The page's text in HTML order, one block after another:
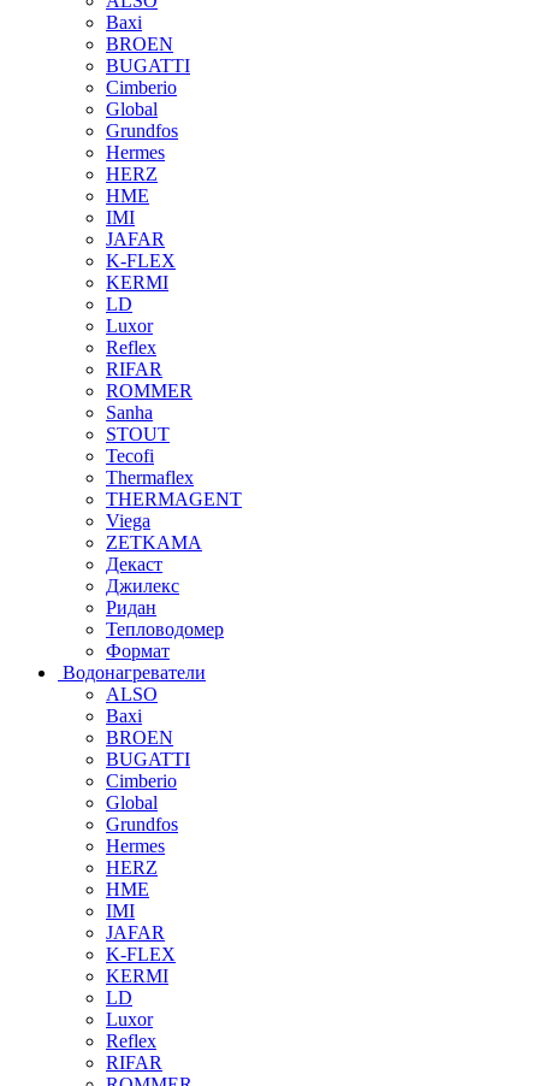
Baxi
BROEN
BUGATTI
Cimberio
Global
Grundfos
Hermes
HERZ
HME
IMI
JAFAR
K-FLEX
KERMI
LD
Luxor
Reflex
RIFAR
ROMMER
Sanha
STOUT
Tecofi
Thermaflex
THERMAGENT
Viega
ZETKAMA
Декаст
Джилекс
Ридан
Тепловодомер
Формат
Водонагреватели
ALSO
Baxi
BROEN
BUGATTI
Cimberio
Global
Grundfos
Hermes
HERZ
HME
IMI
JAFAR
K-FLEX
KERMI
LD
Luxor
Reflex
RIFAR